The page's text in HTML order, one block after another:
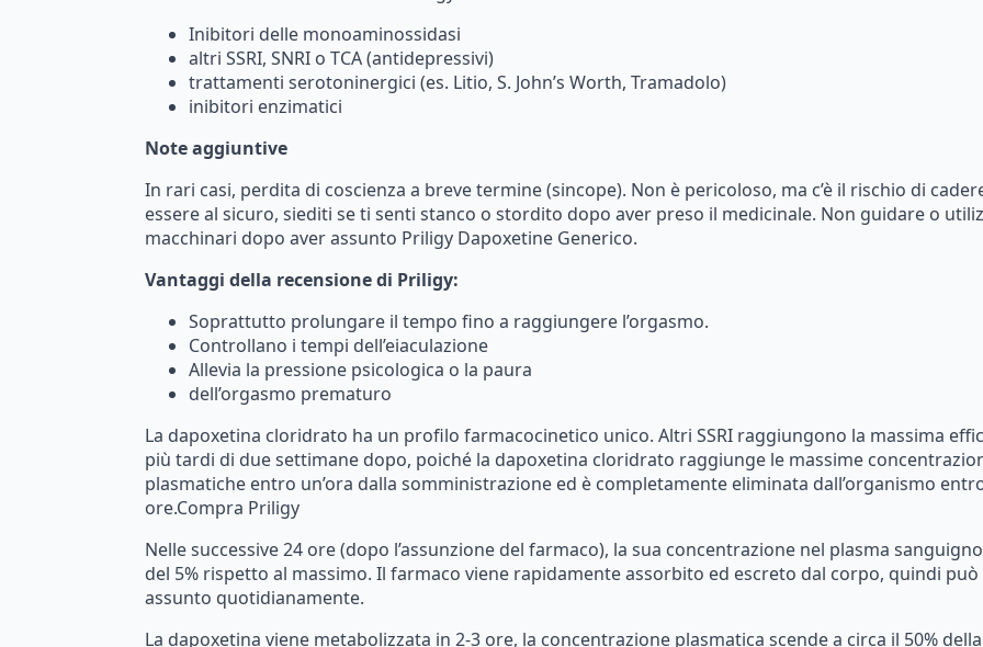
Inibitori delle monoaminossidasi
altri SSRI, SNRI o TCA (antidepressivi)
trattamenti serotoninergici (es. Litio, S. John’s Worth, Tramadolo)
inibitori enzimatici
Note aggiuntive
In rari casi, perdita di coscienza a brevetermine(sincope). Non è pericoloso, ma c’è il rischio di
essereal sicuro, siediti seti senti stanco o stordito dopo aver preso il medicinale. Non guidare o
macchinari dopo averassunto Priligy Dapoxetine Generico.
Vantaggi della recensionedi Priligy:
Soprattutto prolungare il tempo fino a raggiungere l’orgasmo.
Controllano i tempi dell’eiaculazione
Allevia la pressione psicologica o la paura
dell’orgasmo prematuro
La dapoxetina cloridrato ha un profilo farmacocinetico unico. Altri SSRI raggiungono la massima
più tardi di duesettimane dopo, poiché la dapoxetina cloridrato raggiunge le massime
plasmatiche entro un’ora dalla somministrazione ed è completamente eliminata dall’organismo
ore.Compra Priligy
Nellesuccessive24 ore(dopo l’assunzione del farmaco), la sua concentrazione nel plasma sanguigno
del 5% rispetto al massimo. Il farmaco viene rapidamenteassorbito ed escreto dal corpo, quindi può
assunto quotidianamente.
La dapoxetina viene metabolizzata in 2-3 ore, la concentrazione plasmatica scendea circa il 50% della